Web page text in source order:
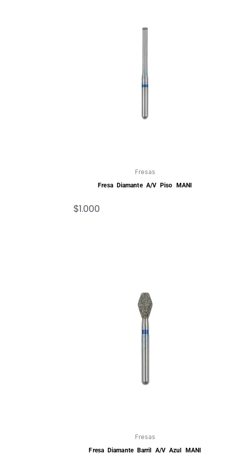
Fresas
Fresa Diamante A/V Piso MANI
$1.000
Fresas
Fresa Diamante Barril A/V Azul MANI